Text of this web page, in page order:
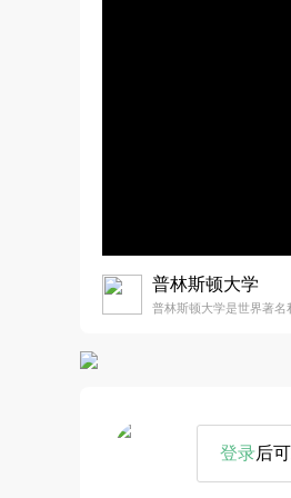
普林斯顿大学
普林斯顿大学是世界著名
登录后